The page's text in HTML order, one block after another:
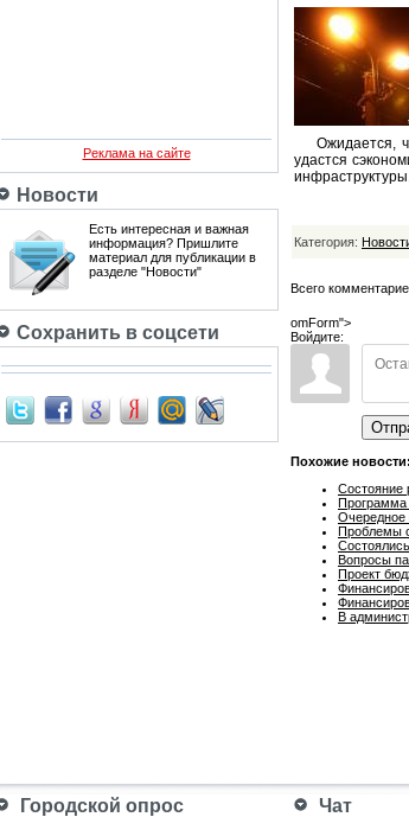
Реклама на сайте
Новости
Есть интересная и важная
информация? Пришлите
материал для публикации в
разделе "Новости"
Сохранить в соцсети
Ожидается,
удастся
Категория:
Всего
omForm">
Войдите:
Похожие новости:
Состояние
Программа
Очередное
Проблемы
Вопросы
Проект
В
Городской опрос Чат